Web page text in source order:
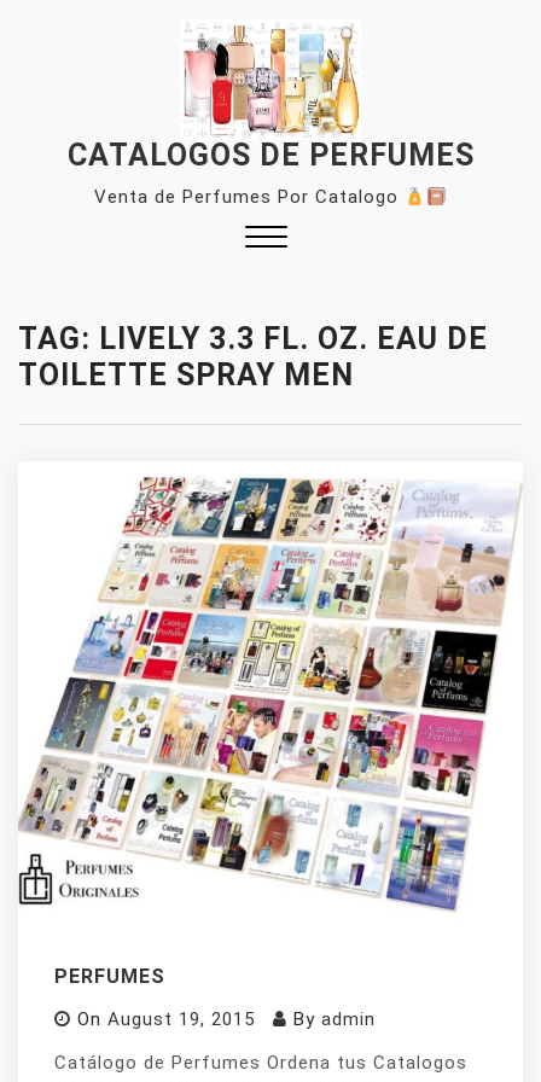
CATALOGOS DE PERFUMES
Venta de Perfumes Por Catalogo
TAG: LIVELY 3.3 FL. OZ. EAU DE
TOILETTE SPRAY MEN
PERFUMES
On August 19, 2015 By admin
Catálogo de Perfumes Ordena tus Catalogos